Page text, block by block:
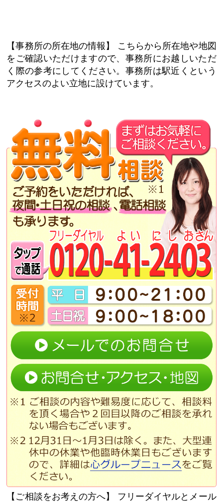
【事務所の所在地の情報】
こちらから所在地や地図
をご確認いただけますので、事務所にお越しいただ
く際の参考にしてください。事務所は駅近くという
アクセスのよい立地に設けています。
【ご相談をお考えの方へ】
フリーダイヤルとメール